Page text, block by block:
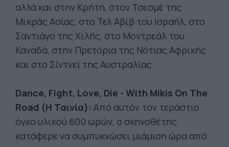
αλλά και στην Κρήτη, στον Τσεσμέ της
Μικράς Ασίας, στο Τελ Αβίβ του Ισραήλ, στο
Σαντιάγο της Χιλής, στο Μοντρεάλ του
Καναδά, στην Πρετόρια της Νότιας Αφρικής
και στο Σίντνεϊ της Αυστραλίας.
Dance, Fight, Love, Die - With Mikis On The
Road (Η Ταινία): Από αυτόν τον τεράστιο
όγκο υλικού 600 ωρών, ο σκηνοθέτης
κατάφερε να συμπυκνώσει μιάμιση ώρα από